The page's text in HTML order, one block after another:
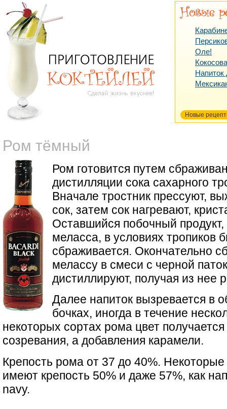
Оле!
Напиток
Новые
Ром тёмный
Ром готовится путем
дистилляции сока сахарного
Вначале тростник прессуют,
сок, затем сок нагревают,
Оставшийся побочный
меласса, в условиях тропиков
сбраживается. Окончательно
мелассу в смеси с черной
дистиллируют, получая из нее
Далее напиток вызревается в
бочках, иногда в течение
некоторых сортах рома цвет
созревания, а добавления карамели.
Крепость рома от 37 до 40%.
имеют крепость 50% и даже 57%, как
navy.